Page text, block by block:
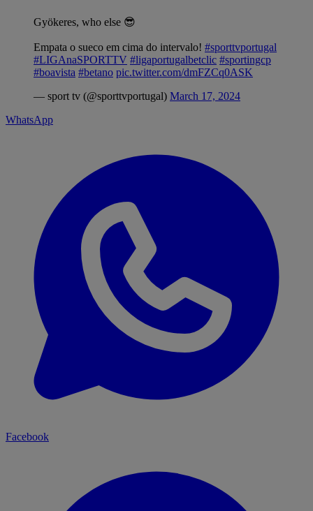
Gyökeres, who else 😎
Empata o sueco em cima do intervalo! #sporttvportugal
#LIGAnaSPORTTV #ligaportugalbetclic #sportingcp
#boavista #betano pic.twitter.com/dmFZCq0ASK
— sport tv (@sporttvportugal) March 17, 2024
WhatsApp
Facebook